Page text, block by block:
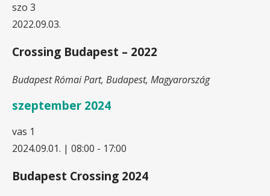
szo 3
2022.09.03.
Crossing Budapest – 2022
BudapestRómai Part, Budapest, Magyarország
szeptember 2024
vas 1
2024.09.01. | 08:00 - 17:00
Budapest Crossing 2024